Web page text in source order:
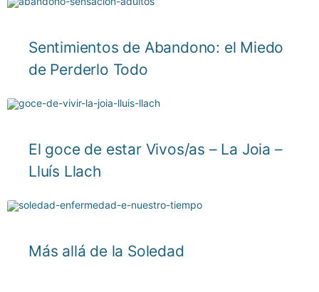
Sentimientos de Abandono: el Miedo
de Perderlo Todo
El goce de estar Vivos/as – La Joia –
Lluís Llach
Más allá de la Soledad